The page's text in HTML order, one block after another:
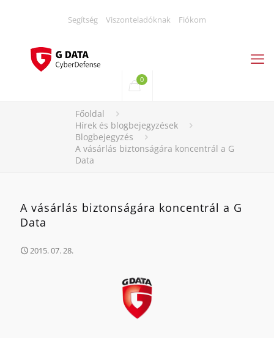
Segítség Viszonteladóknak Fiókom
0
Főoldal
Hírek és blogbejegyzések
Blogbejegyzés
A vásárlás biztonságára koncentrál a G
Data
A vásárlás biztonságára koncentrál a G
Data
2015. 07. 28.